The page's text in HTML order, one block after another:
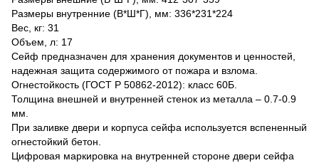
Размеры внутренние (В*Ш*Г), мм: 336*231*224
Вес, кг: 31
Объем, л: 17
Сейф предназначен для хранения документов и ценностей,
надежная защита содержимого от пожара и взлома.
Огнестойкость (ГОСТ Р 50862-2012): класс 60Б.
Толщина внешней и внутренней стенок из металла – 0.7-0.9
мм.
При заливке двери и корпуса сейфа используется вспененный
огнестойкий бетон.
Цифровая маркировка на внутренней стороне двери сейфа